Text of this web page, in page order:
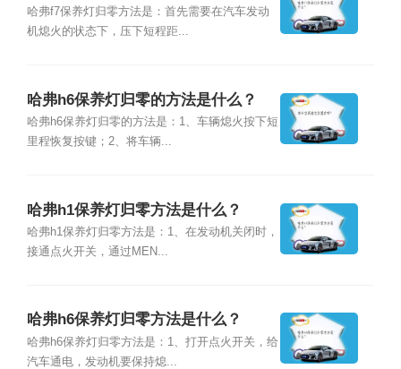
哈弗f7保养灯归零方法是：首先需要在汽车发动
机熄火的状态下，压下短程距...
哈弗h6保养灯归零的方法是什么？
哈弗h6保养灯归零的方法是：1、车辆熄火按下短
里程恢复按键；2、将车辆...
哈弗h1保养灯归零方法是什么？
哈弗h1保养灯归零方法是：1、在发动机关闭时，
接通点火开关，通过MEN...
哈弗h6保养灯归零方法是什么？
哈弗h6保养灯归零方法是：1、打开点火开关，给
汽车通电，发动机要保持熄...